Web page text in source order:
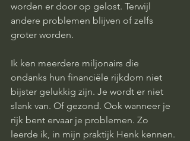
worden er door op gelost. Terwijl
andere problemen blijven of zelfs
groter worden.
Ik ken meerdere miljonairs die
ondanks hun financiële rijkdom niet
bijster gelukkig zijn. Je wordt er niet
slank van. Of gezond. Ook wanneer je
rijk bent ervaar je problemen. Zo
leerde ik, in mijn praktijk Henk kennen.